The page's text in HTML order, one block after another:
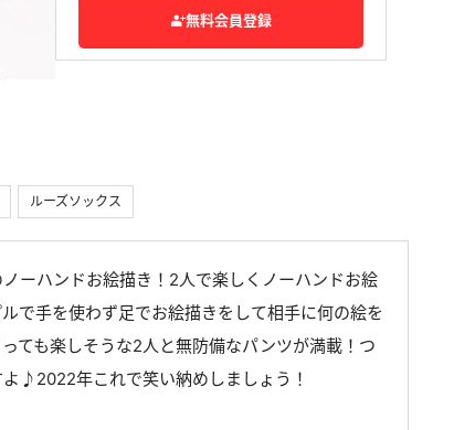
無料会員登録
ルーズソックス
ーハンドお絵描き！2人で楽しくノーハンドお絵
で手を使わず足でお絵描きをして相手に何の絵を
ても楽しそうな2人と無防備なパンツが満載！つ
♪2022年これで笑い納めしましょう！